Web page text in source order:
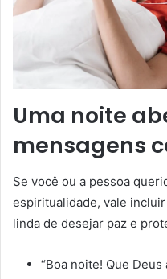
Uma noite
mensagens
Se você ou a pessoa
espiritualidade, vale
linda de desejar paz e
“Boa noite! Que